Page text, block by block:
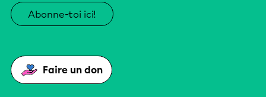
Abonne-toi ici!
Faire un don